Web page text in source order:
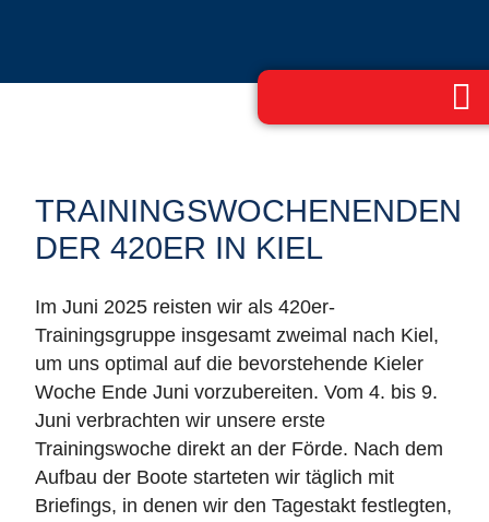
TRAININGSWOCHENENDEN
DER 420ER IN KIEL
Im Juni 2025 reisten wir als 420er-
Trainingsgruppe insgesamt zweimal nach Kiel,
um uns optimal auf die bevorstehende Kieler
Woche Ende Juni vorzubereiten. Vom 4. bis 9.
Juni verbrachten wir unsere erste
Trainingswoche direkt an der Förde. Nach dem
Aufbau der Boote starteten wir täglich mit
Briefings, in denen wir den Tagestakt festlegten,